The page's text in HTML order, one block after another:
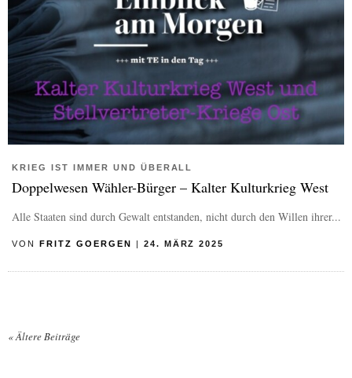
KRIEG IST IMMER UND ÜBERALL
Doppelwesen Wähler-Bürger – Kalter Kulturkrieg West
Alle Staaten sind durch Gewalt entstanden, nicht durch den Willen ihrer...
VON FRITZ GOERGEN | 24. MÄRZ 2025
«Ältere Beiträge